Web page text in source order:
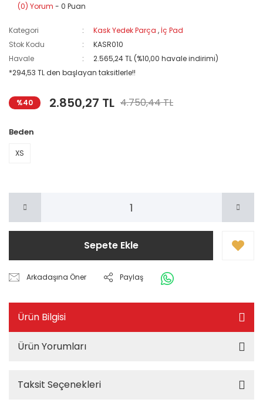
(0) Yorum - 0 Puan
Kategori Kask Yedek Parça , İç Pad
Stok Kodu
KASR010
Havale
2.565,24 TL (%10,00 havale indirimi)
*294,53 TL den başlayan taksitlerle!!
%40 2.850,27 TL 4.750,44 TL
Beden
XS
Sepete Ekle
Arkadaşına Öner Paylaş
Ürün Bilgisi
Ürün Yorumları
Taksit Seçenekleri